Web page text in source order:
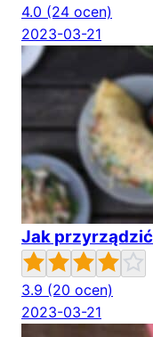
4.0 (24 ocen)
2023-03-21
Jak
3.9 (20 ocen)
2023-03-21